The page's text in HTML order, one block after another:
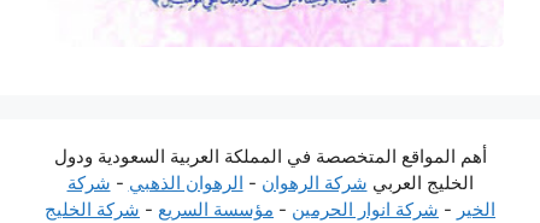
أهم المواقع المتخصصة في المملكة العربية السعودية ودول
الخليج العربي شركة الرهوان - الرهوان الذهبي - شركة
الخير - شركة انوار الحرمين - مؤسسة السريع - شركة الخليج